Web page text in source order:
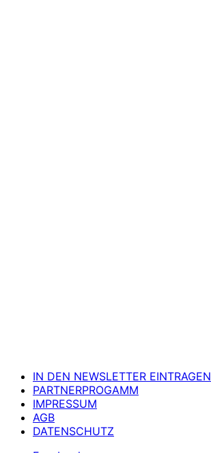
IN DEN NEWSLETTER EINTRAGEN
PARTNERPROGAMM
IMPRESSUM
AGB
DATENSCHUTZ